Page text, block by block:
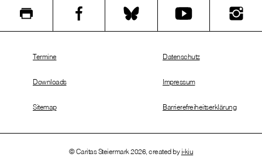
© Caritas Steiermark 2026, created by i-kiu
Termine
Downloads
Sitemap
Datenschutz
Impressum
Barrierefreiheitserklärung